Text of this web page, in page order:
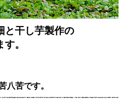
と干し芋製作の
。
八苦です。